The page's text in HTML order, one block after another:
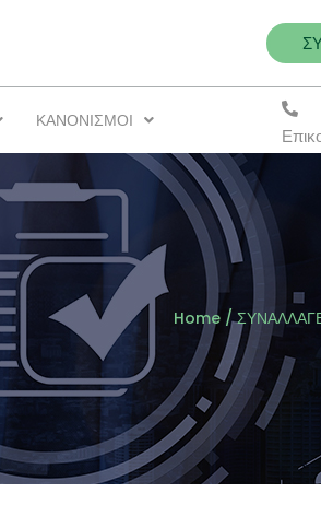
ΚΑΝΟΝΙΣΜΟΙ
Home/